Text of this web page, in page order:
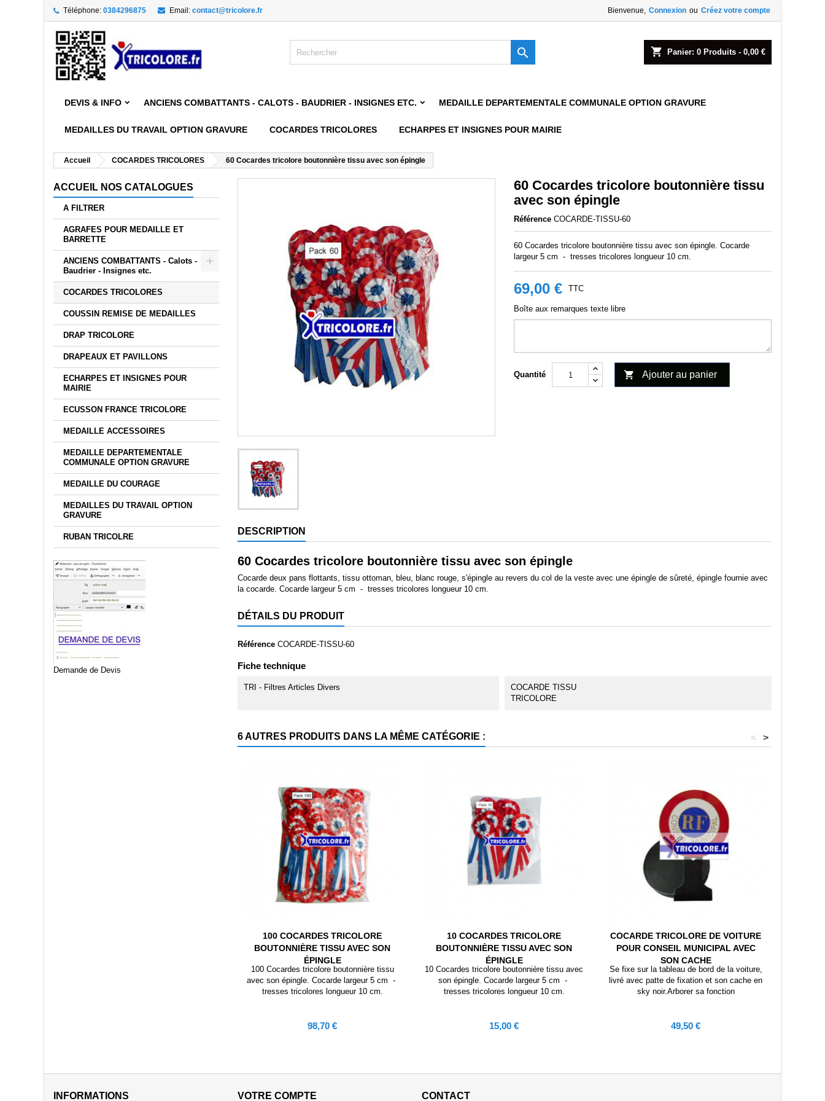
Téléphone: 0384296875 Email: contact@tricolore.fr Bienvenue, Connexion ou Créez votre compte
shopping_cart Panier: 0 Produits - 0,00 €

DEVIS & INFO ANCIENS COMBATTANTS - CALOTS - BAUDRIER - INSIGNES ETC. MEDAILLE DEPARTEMENTALE COMMUNALE OPTION GRAVURE
MEDAILLES DU TRAVAIL OPTION GRAVURE COCARDES TRICOLORES ECHARPES ET INSIGNES POUR MAIRIE
Accueil COCARDES TRICOLORES 60 Cocardes tricolore boutonnière tissu avec son épingle
ACCUEIL NOS CATALOGUES
A FILTRER
AGRAFES POUR MEDAILLE ET
BARRETTE
ANCIENS COMBATTANTS - Calots -
Baudrier - Insignes etc.
COCARDES TRICOLORES
COUSSIN REMISE DE MEDAILLES
DRAP TRICOLORE
DRAPEAUX ET PAVILLONS
ECHARPES ET INSIGNES POUR
MAIRIE
ECUSSON FRANCE TRICOLORE
MEDAILLE ACCESSOIRES
MEDAILLE DEPARTEMENTALE
COMMUNALE OPTION GRAVURE
MEDAILLE DU COURAGE
MEDAILLES DU TRAVAIL OPTION
GRAVURE
RUBAN TRICOLRE
Demande de Devis
60 Cocardes tricolore boutonnière tissu
avec son épingle
Référence COCARDE-TISSU-60
60 Cocardes tricolore boutonnière tissu avec son épingle. Cocarde
largeur 5 cm - tresses tricolores longueur 10 cm.
69,00 € TTC
Boîte aux remarques texte libre
Quantité  Ajouter au panier
DESCRIPTION
60 Cocardes tricolore boutonnière tissu avec son épingle
Cocarde deux pans flottants, tissu ottoman, bleu, blanc rouge, s'épingle au revers du col de la veste avec une épingle de sûreté, épingle fournie avec
la cocarde. Cocarde largeur 5 cm - tresses tricolores longueur 10 cm.
DÉTAILS DU PRODUIT
Référence COCARDE-TISSU-60
Fiche technique
TRI - Filtres Articles Divers
COCARDE TISSU
TRICOLORE
6 AUTRES PRODUITS DANS LA MÊME CATÉGORIE : >
<
100 COCARDES TRICOLORE
BOUTONNIÈRE TISSU AVEC SON
ÉPINGLE
100 Cocardes tricolore boutonnière tissu
avec son épingle. Cocarde largeur 5 cm -
tresses tricolores longueur 10 cm.
Prix
98,70 €
10 COCARDES TRICOLORE
BOUTONNIÈRE TISSU AVEC SON
ÉPINGLE
10 Cocardes tricolore boutonnière tissu avec
son épingle. Cocarde largeur 5 cm -
tresses tricolores longueur 10 cm.
Prix
15,00 €
COCARDE TRICOLORE DE VOITURE
POUR CONSEIL MUNICIPAL AVEC
SON CACHE
Se fixe sur la tableau de bord de la voiture,
livré avec patte de fixation et son cache en
sky noir.Arborer sa fonction
Prix
49,50 €
INFORMATIONS VOTRE COMPTE CONTACT